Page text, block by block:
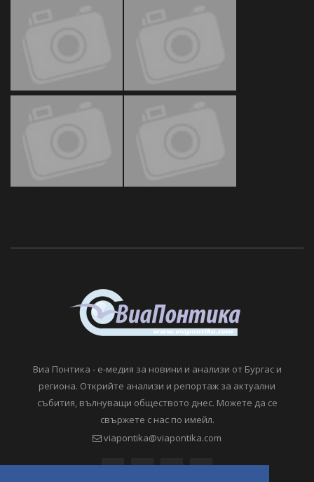
Виа Понтика - е-медия за новини и анализи от Бургас и
региона. Открийте анализи и репортаж за актуални
събития, вълнуващи обществото днес. Можете да се
свържете с нас по имейл.
viapontika@viapontika.com